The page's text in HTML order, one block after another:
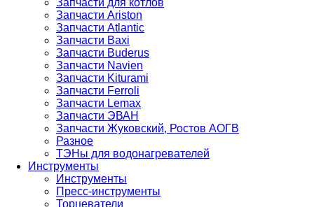
Запчасти для котлов
Запчасти Ariston
Запчасти Atlantic
Запчасти Baxi
Запчасти Buderus
Запчасти Navien
Запчасти Kiturami
Запчасти Ferroli
Запчасти Lemax
Запчасти ЭВАН
Запчасти Жуковский, Ростов АОГВ
Разное
ТЭНы для водонагревателей
Инструменты
Инструменты
Пресс-инструменты
Торцеватели